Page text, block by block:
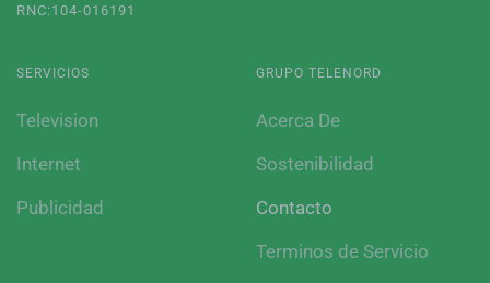
RNC:104-016191
SERVICIOS
Television
Internet
Publicidad
GRUPO TELENORD
Acerca De
Sostenibilidad
Contacto
Terminos de Servicio